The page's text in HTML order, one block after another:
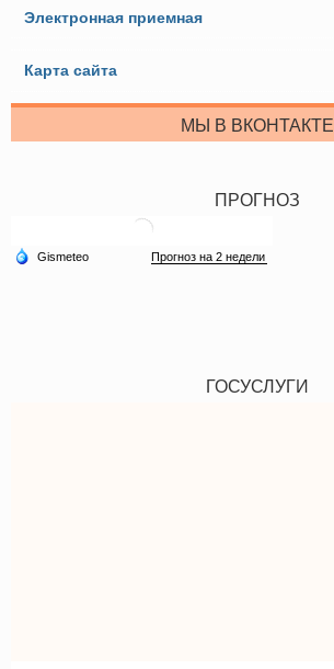
Электронная приемная
Карта сайта
МЫ В ВКОНТАКТЕ
ПРОГНОЗ
ГОСУСЛУГИ